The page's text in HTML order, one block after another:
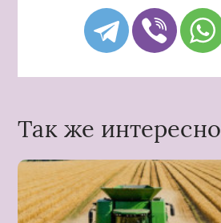
Так же интересно